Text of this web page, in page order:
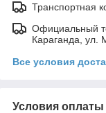
Транспортная
Официальный
Караганда, ул.
Все условия
Условия оплаты